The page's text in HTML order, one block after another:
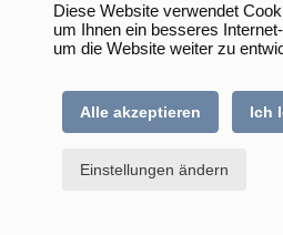
Diese Website verwendet
um Ihnen ein besseres
um die Website weiter zu
Alle akzeptieren Ich
Einstellungen ändern